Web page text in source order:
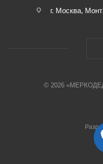
г. Москва,
© 2026